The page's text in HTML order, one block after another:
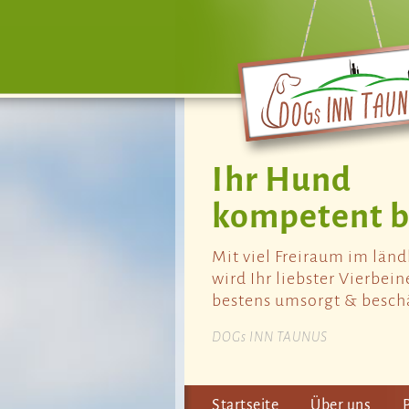
Startseite Über uns
Ihr Hund
kompetent
Mit viel Freiraum im
wird Ihr liebster
bestens umsorgt &
DOGs INN TAUNUS